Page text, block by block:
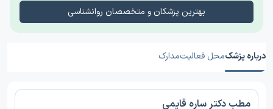
بهترین پزشکان و متخصصان روانشناسی
درباره پزشکمحل فعالیتمدارک
مطب دکتر ساره قایمی